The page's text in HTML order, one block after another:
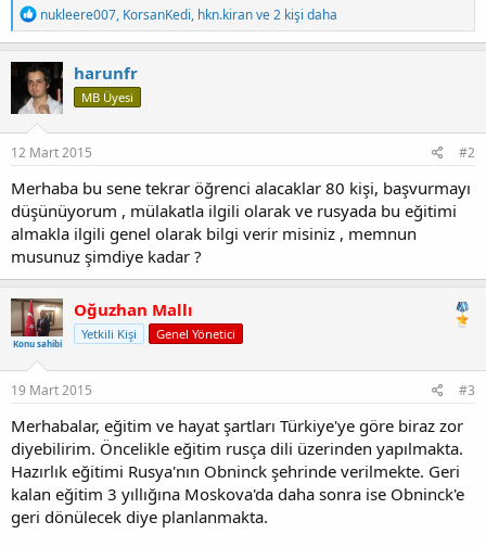
T
e
p
k
i
l
e
r
:
nukleere007, KorsanKedi, hkn.kiranve 2 kişi daha
harunfr
MB Üyesi
12 Mart 2015 #2
Merhaba bu sene tekrar öğrenci alacaklar 80 kişi, başvurmayı
düşünüyorum , mülakatla ilgili olarak ve rusyada bu eğitimi
almakla ilgili genel olarak bilgi verir misiniz , memnun
musunuz şimdiye kadar ?
Konu sahibi
Oğuzhan Mallı
Yetkili Kişi Genel Yönetici
19 Mart 2015 #3
Merhabalar, eğitim ve hayat şartları Türkiye'ye göre biraz zor
diyebilirim. Öncelikle eğitim rusça dili üzerinden yapılmakta.
Hazırlık eğitimi Rusya'nın Obninck şehrinde verilmekte. Geri
kalan eğitim 3 yıllığına Moskova'da daha sonra ise Obninck'e
geri dönülecek diye planlanmakta.